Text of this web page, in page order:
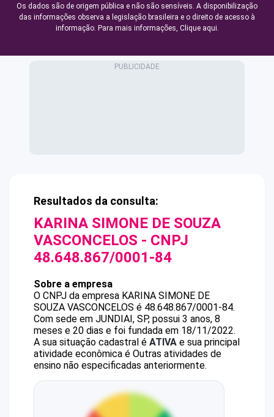
Os dados são de origem pública e não são sensíveis. A disponibilização
das informações observa a legislação brasileira e o direito de acesso à
informação. Para mais informações, Clique aqui.
Resultados da consulta:
KARINA SIMONE DE SOUZA
VASCONCELOS - CNPJ
48.648.867/0001-84
Sobre a empresa
O CNPJ da empresa KARINA SIMONE DE
SOUZA VASCONCELOS é 48.648.867/0001-84.
Com sede em JUNDIAI, SP, possui 3 anos, 8
meses e 20 dias e foi fundada em 18/11/2022.
A sua situação cadastral é ATIVA e sua principal
atividade econômica é Outras atividades de
ensino não especificadas anteriormente.